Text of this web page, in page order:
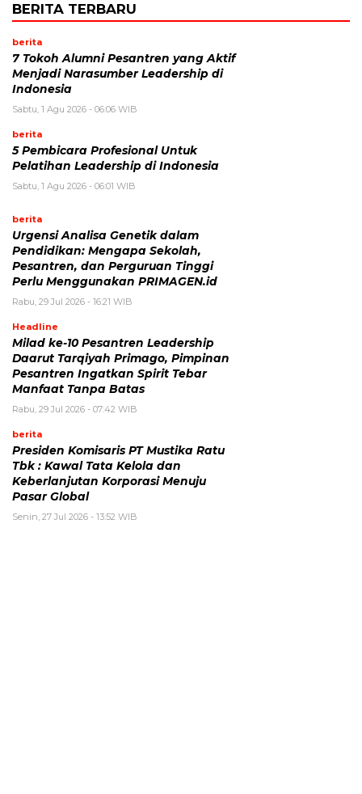
BERITA TERBARU
berita
7 Tokoh Alumni Pesantren yang Aktif
Menjadi Narasumber Leadership di
Indonesia
Sabtu, 1 Agu 2026 - 06:06 WIB
berita
5 Pembicara Profesional Untuk
Pelatihan Leadership di Indonesia
Sabtu, 1 Agu 2026 - 06:01 WIB
berita
Urgensi Analisa Genetik dalam
Pendidikan: Mengapa Sekolah,
Pesantren, dan Perguruan Tinggi
Perlu Menggunakan PRIMAGEN.id
Rabu, 29 Jul 2026 - 16:21 WIB
Headline
Milad ke-10 Pesantren Leadership
Daarut Tarqiyah Primago, Pimpinan
Pesantren Ingatkan Spirit Tebar
Manfaat Tanpa Batas
Rabu, 29 Jul 2026 - 07:42 WIB
berita
Presiden Komisaris PT Mustika Ratu
Tbk : Kawal Tata Kelola dan
Keberlanjutan Korporasi Menuju
Pasar Global
Senin, 27 Jul 2026 - 13:52 WIB